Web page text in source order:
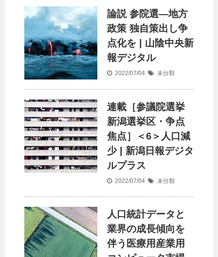
論説 参院選―地方
政策 独自策出し争
点化を | 山陰中央新
報デジタル
2022/07/04 未分類
連載［参議院選挙
新潟選挙区・争点
焦点］＜6＞ 人口 減
少 | 新潟日報デジタ
ルプラス
2022/07/04 未分類
人口 統計データと
業界の成長傾向を
伴う医療用産業用